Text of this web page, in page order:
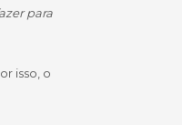
para
isso, o